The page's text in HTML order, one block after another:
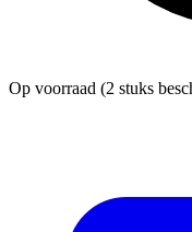
Op voorraad (2 stuks